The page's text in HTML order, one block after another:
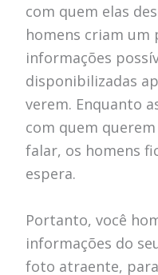
com quem elas
homens criam um
informações
disponibilizadas
verem. Enquanto
com quem
falar, os homens
espera.
Portanto, você
informações do
foto atraente,